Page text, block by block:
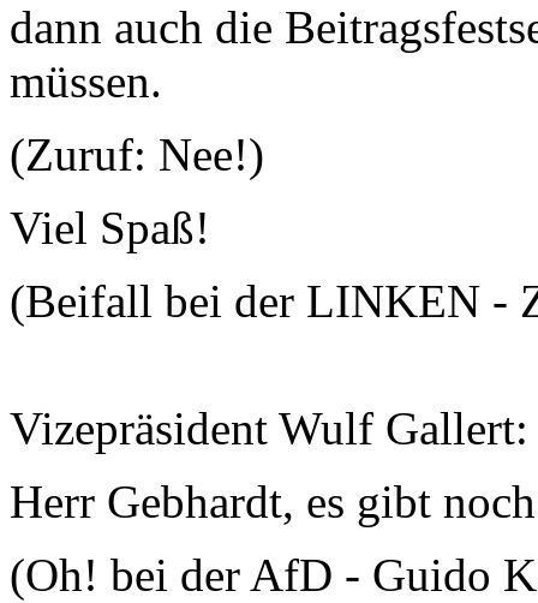
dann auch die
müssen.
(Zuruf: Nee!)
Viel Spaß!
(Beifall bei der LINKEN -
Vizepräsident Wulf Gallert:
Herr Gebhardt, es gibt
(Oh! bei der AfD - Guido